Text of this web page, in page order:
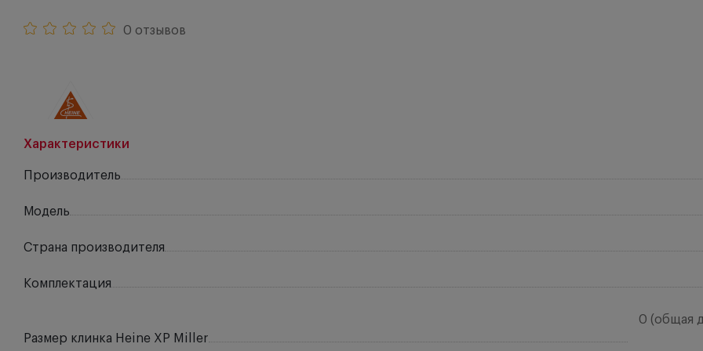
0 отзывов
Характеристики
Производитель
Модель
Страна производителя
Комплектация
Размер клинка Heine ХР Miller
0 (общая